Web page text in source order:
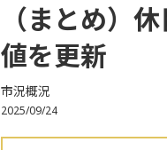
（まとめ）
値を更新
市況概況
2025/09/24